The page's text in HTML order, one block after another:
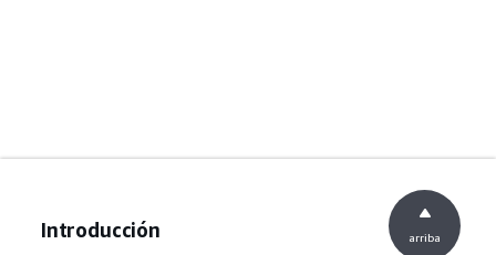
Introducción arriba